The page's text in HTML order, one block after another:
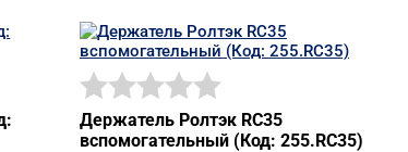
Держатель Ролтэк RC35
вспомогательный (Код: 255.RC35)